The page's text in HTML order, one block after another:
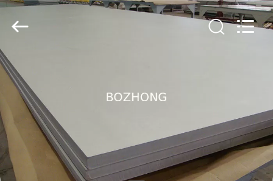
বাড়ি
পণ্য
আমাদের
সম্পর্কে
প্লেট
Copyright
2022
sssteelplate.com.
All
Rights
Reserved.